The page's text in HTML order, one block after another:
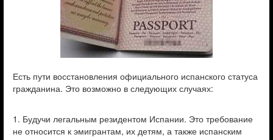
Есть пути восстановления официального испанского статуса
гражданина. Это возможно в следующих случаях:
1. Будучи легальным резидентом Испании. Это требование
не относится к эмигрантам, их детям, а также испанским